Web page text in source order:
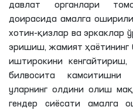
давлат органлари
доирасида амалга
хотин-қизлар ва эркаклар
эришиш, жамият ҳаётининг
иштирокини
билвосита
уларнинг олдини олиш
гендер сиёсати амалга